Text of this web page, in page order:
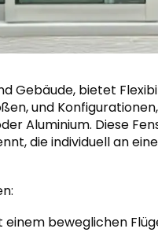
Gebäude, bietet
und Konfigurationen,
Aluminium. Diese
die individuell an
einem beweglichen